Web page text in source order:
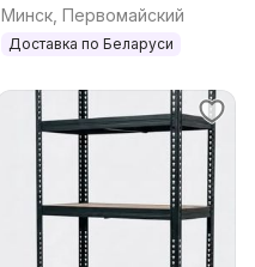
Минск, Первомайский
Доставка по Беларуси